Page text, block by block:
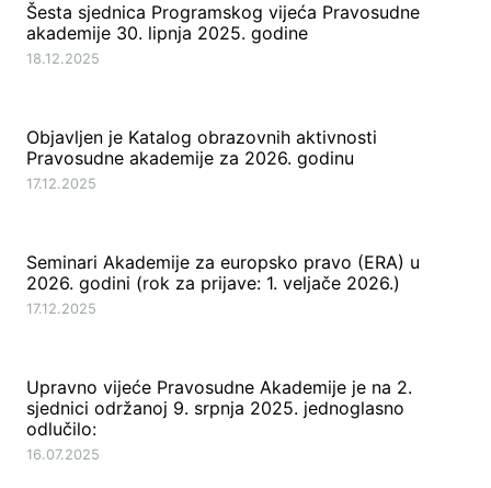
Šesta sjednica Programskog vijeća Pravosudne
akademije 30. lipnja 2025. godine
18.12.2025
Objavljen je Katalog obrazovnih aktivnosti
Pravosudne akademije za 2026. godinu
17.12.2025
Seminari Akademije za europsko pravo (ERA) u
2026. godini (rok za prijave: 1. veljače 2026.)
17.12.2025
Upravno vijeće Pravosudne Akademije je na 2.
sjednici održanoj 9. srpnja 2025. jednoglasno
odlučilo:
16.07.2025